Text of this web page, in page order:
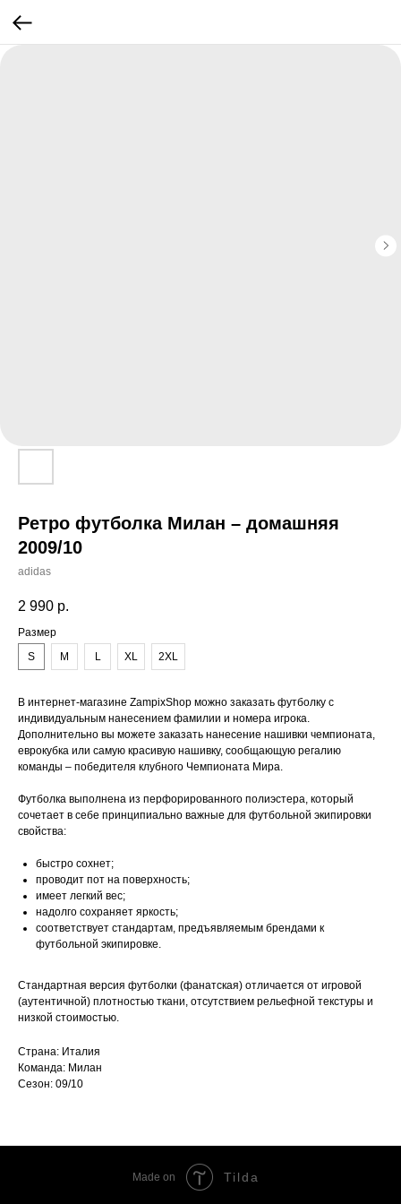
Ретро футболка Милан – домашняя
2009/10
adidas
2 990 р.
Размер
S
M L XL 2XL
В интернет-магазине ZampixShop можно заказать футболку с
индивидуальным нанесением фамилии и номера игрока.
Дополнительно вы можете заказать нанесение нашивки чемпионата,
еврокубка или самую красивую нашивку, сообщающую регалию
команды – победителя клубного Чемпионата Мира.
Футболка выполнена из перфорированного полиэстера, который
сочетает в себе принципиально важные для футбольной экипировки
свойства:
быстро сохнет;
проводит пот на поверхность;
имеет легкий вес;
надолго сохраняет яркость;
соответствует стандартам, предъявляемым брендами к
футбольной экипировке.
Стандартная версия футболки (фанатская) отличается от игровой
(аутентичной) плотностью ткани, отсутствием рельефной текстуры и
низкой стоимостью.
Страна: Италия
Команда: Милан
Сезон: 09/10
Made on Tilda